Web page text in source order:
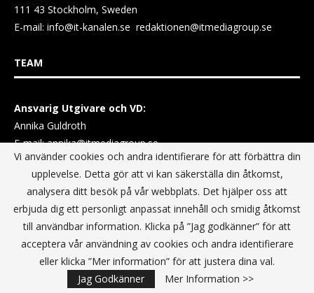
111 43 Stockholm, Sweden
E-mail: info@it-kanalen.se redaktionen@itmediagroup.se
TEAM
Ansvarig Utgivare och VD:
Annika Guldroth
E-mail:annika@itmediagroup.se
TERMS & CONDITIONS / VILLKOR
Data Privacy Policy
Terms & Conditions For Digital Advertising
Terms & Conditions Website conditions of use
Vi använder cookies och andra identifierare för att förbättra din
upplevelse. Detta gör att vi kan säkerställa din åtkomst,
analysera ditt besök på vår webbplats. Det hjälper oss att
erbjuda dig ett personligt anpassat innehåll och smidig åtkomst
till användbar information. Klicka på ”Jag godkänner” för att
acceptera vår användning av cookies och andra identifierare
eller klicka ”Mer information” för att justera dina val.
Jag Godkänner
Mer Information >>